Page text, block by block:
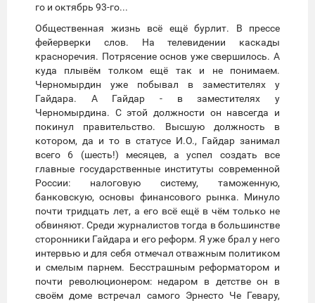
го и октябрь 93-го...
Общественная жизнь всё ещё бурлит. В прессе
фейерверки слов. На телевидении каскады
красноречия. Потрясение основ уже свершилось. А
куда плывём толком ещё так и не понимаем.
Черномырдин уже побывал в заместителях у
Гайдара. А Гайдар - в заместителях у
Черномырдина. С этой должности он навсегда и
покинул правительство. Высшую должность в
котором, да и то в статусе И.О., Гайдар занимал
всего 6 (шесть!) месяцев, а успел создать все
главные государственные институты современной
России: налоговую систему, таможенную,
банковскую, основы финансового рынка. Минуло
почти тридцать лет, а его всё ещё в чём только не
обвиняют. Среди журналистов тогда в большинстве
сторонники Гайдара и его реформ. Я уже брал у него
интервью и для себя отмечал отважным политиком
и смелым парнем. Бесстрашным реформатором и
почти революционером: недаром в детстве он в
своём доме встречал самого Эрнесто Че Гевару,